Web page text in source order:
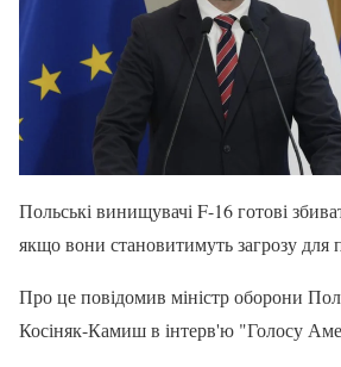
Польські винищувачі F-16 готові
якщо вони становитимуть загрозу для
Про це повідомив міністр оборони
Косіняк-Камиш в інтерв'ю "Голосу